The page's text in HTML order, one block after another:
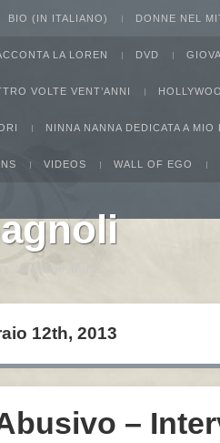
BIO (IN ITALIANO) DONNE NEL
LA LOREN DVD
VOLTE VENT’ANNI
NINNA NANNA DEDICATA A MIO
VIDEOS WALL OF EGO
12th, 2013
–